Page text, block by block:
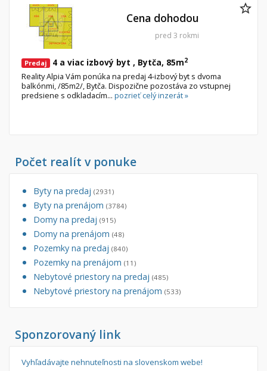
Predaj 4 a viac izbový byt , Bytča, 85m2
Reality Alpia Vám ponúka na predaj 4-izbový byt s dvoma
balkónmi, /85m2/, Bytča. Dispozične pozostáva zo vstupnej
predsiene s odkladacím... pozrieť celý inzerát »
Cena dohodou
pred 3 rokmi
Počet realít v ponuke
Byty na predaj (2931)
Byty na prenájom (3784)
Domy na predaj (915)
Domy na prenájom (48)
Pozemky na predaj (840)
Pozemky na prenájom (11)
Nebytové priestory na predaj (485)
Nebytové priestory na prenájom (533)
Sponzorovaný link
Vyhľadávajte nehnuteľnosti na slovenskom webe!